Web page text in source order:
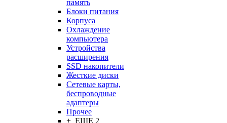
память
Блоки питания
Корпуса
Охлаждение
компьютера
Устройства
расширения
SSD накопители
Жесткие диски
Сетевые карты,
беспроводные
адаптеры
Прочее
+ ЕЩЕ 2